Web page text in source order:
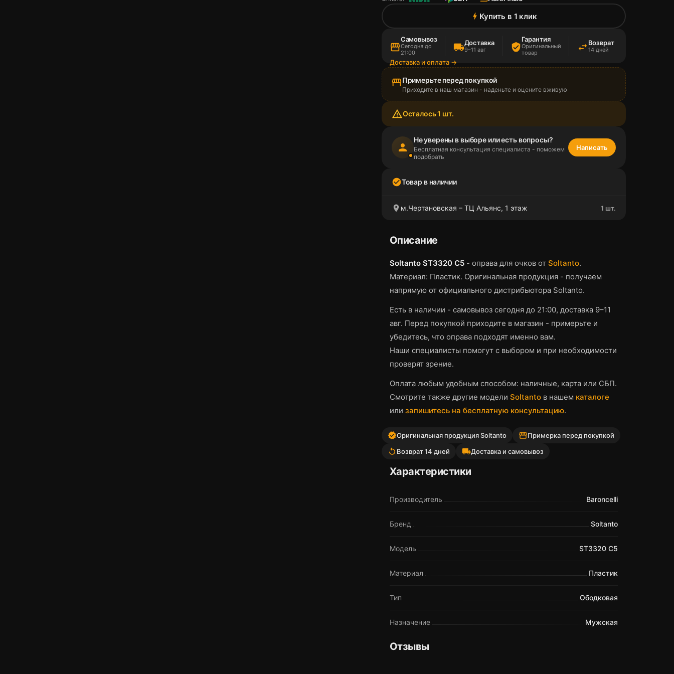
bolt Купить в 1 клик
storefront
Самовывоз
Сегодня до
21:00
local_shippingДоставка
9–11 авг verified_user
Гарантия
Оригинальный
товар
swap_horiz Возврат
14 дней
Доставка и оплата →
storefrontПримерьте перед покупкой
Приходите в наш магазин - наденьте и оцените вживую
warning_amberОсталось 1 шт.
person
Не уверены в выборе или есть вопросы?
Бесплатная консультация специалиста - поможем
подобрать
Написать
check_circleТовар в наличии
location_on м.Чертановская – ТЦ Альянс, 1 этаж 1 шт.
Описание
Soltanto ST3320 C5- оправа для очковот Soltanto.
Материал: Пластик. Оригинальная продукция - получаем
напрямую от официального дистрибьютора Soltanto.
Есть в наличии - самовывоз сегодня до 21:00, доставка 9–11
авг. Перед покупкой приходите в магазин - примерьте и
убедитесь, что оправаподходят именно вам.
Наши специалисты помогут с выбором и при необходимости
проверят зрение.
Оплата любым удобным способом: наличные, карта или СБП.
Смотрите также другие модели Soltantoв нашем каталоге
или запишитесь на бесплатную консультацию.
verifiedОригинальная продукция Soltanto storefrontПримерка перед покупкой
replay Возврат 14 дней local_shippingДоставка и самовывоз
Характеристики
Производитель Baroncelli
Бренд Soltanto
Модель ST3320 C5
Материал Пластик
Тип Ободковая
Назначение Мужская
Отзывы